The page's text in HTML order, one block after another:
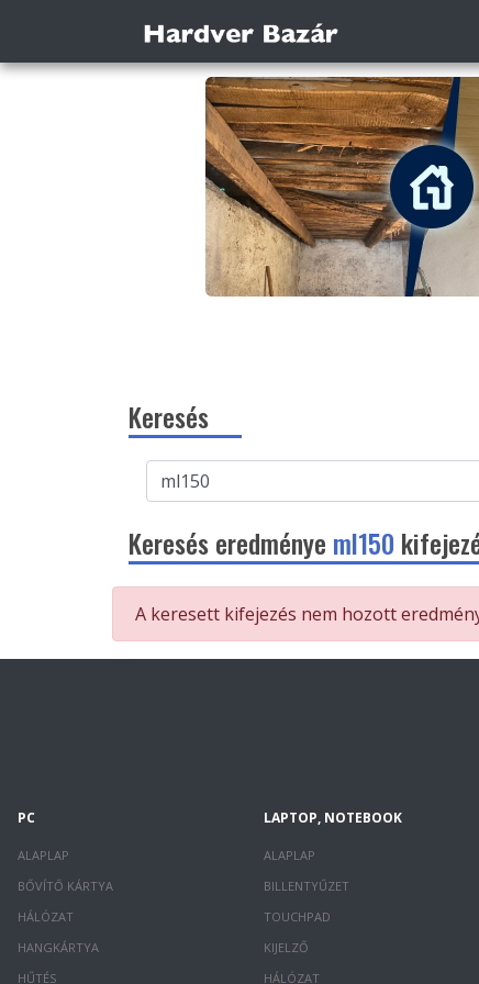
Keresés
Keresés eredménye ml150
A keresett kifejezés nem hozott
PC
ALAPLAP
BŐVÍTŐ KÁRTYA
HÁLÓZAT
HANGKÁRTYA
HŰTÉS
LAPTOP, NOTEBOOK
ALAPLAP
BILLENTYŰZET
TOUCHPAD
KIJELZŐ
HÁLÓZAT